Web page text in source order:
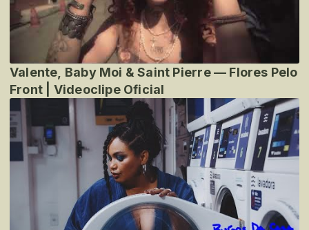
Valente, Baby Moi & Saint Pierre — Flores Pelo
Front | Videoclipe Oficial